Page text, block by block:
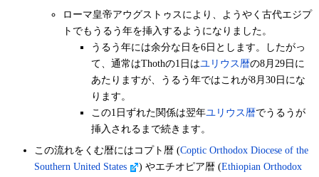
ローマ皇帝アウグストゥスにより、ようやく古代エジプ
トでもうるう年を挿入するようになりました。
うるう年には余分な日を6日とします。したがっ
て、通常はThothの1日はユリウス暦の8月29日に
あたりますが、うるう年ではこれが8月30日にな
ります。
この1日ずれた関係は翌年ユリウス暦でうるうが
挿入されるまで続きます。
この流れをくむ暦にはコプト暦 (Coptic Orthodox Diocese of the
Southern United States
) やエチオピア暦 (Ethiopian Orthodox